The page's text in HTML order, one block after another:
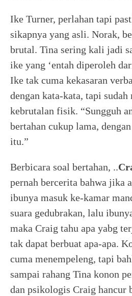
Ike Turner, perlahan tapi
sikapnya yang asli. Norak,
brutal. Tina sering kali jadi
ike yang ‘entah diperoleh
Ike tak cuma kekasaran
dengan kata-kata, tapi sudah
kebrutalan fisik. “Sungguh
bertahan cukup lama,
itu.”
Berbicara soal bertahan, ..
pernah bercerita bahwa jika
ibunya masuk ke-kamar
suara gedubrakan, lalu
maka Craig tahu apa yabg
tak dapat berbuat apa-apa.
cuma menempeleng, tapi
sampai rahang Tina konon
dan psikologis Craig hancur